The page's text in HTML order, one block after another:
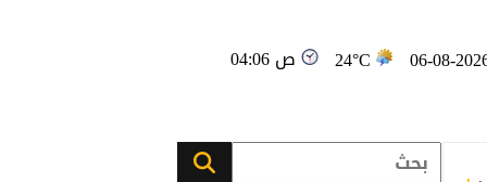
24°C 04:06 ص